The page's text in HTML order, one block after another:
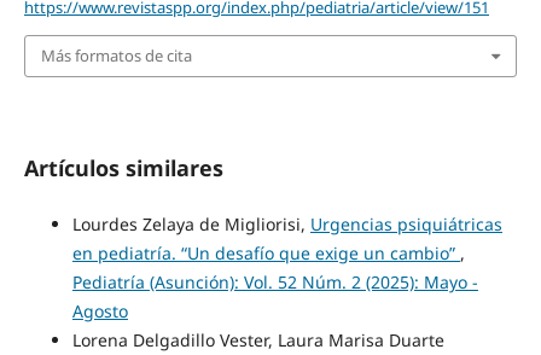
https://www.revistaspp.org/index.php/pediatria/article/view/151
Más formatos de cita
Artículos similares
Lourdes Zelaya de Migliorisi, Urgencias psiquiátricas
en pediatría. “Un desafío que exige un cambio” ,
Pediatría (Asunción): Vol. 52 Núm. 2 (2025): Mayo -
Agosto
Lorena Delgadillo Vester, Laura Marisa Duarte